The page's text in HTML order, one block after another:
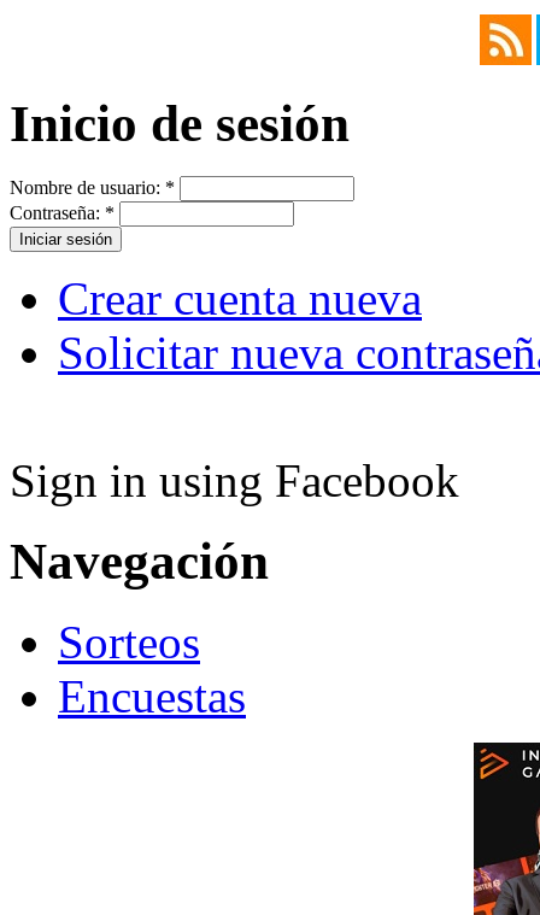
Inicio de sesión
Nombre de usuario: *
Contraseña: *
Crear cuenta nueva
Solicitar nueva
Sign in using Facebook
Navegación
Sorteos
Encuestas